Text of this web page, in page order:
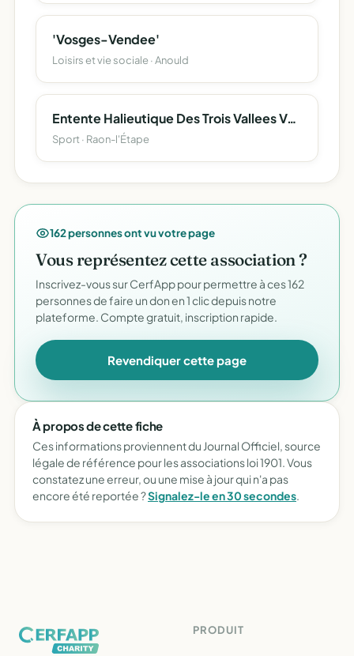
'Vosges-Vendee'
Loisirs et vie sociale · Anould
Entente Halieutique Des Trois Vallees Vosgiennes
Sport · Raon-l'Étape
162 personnes ont vu votre page
Vous représentez cette association ?
Inscrivez-vous sur CerfApp pour permettre à ces 162
personnes de faire un don en 1 clic depuis notre
plateforme. Compte gratuit, inscription rapide.
Revendiquer cette page
À propos de cette fiche
Ces informations proviennent du Journal Officiel, source
légale de référence pour les associations loi 1901. Vous
constatez une erreur, ou une mise à jour qui n'a pas
encore été reportée ?Signalez-le en 30 secondes.
PRODUIT